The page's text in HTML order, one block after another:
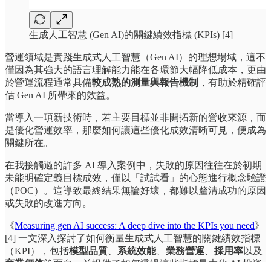
生成人工智慧 (Gen AI)的關鍵績效指標 (KPIs) [4]
營運領域是實踐生成式人工智慧（Gen AI）的理想場域，這不
僅因為其強大的語言理解能力能在各環節大幅降低成本，更由
於營運流程通常具備較成熟的測量與報告機制 ，有助於精確評
估 Gen AI 所帶來的效益。
當導入一項新技術時，若主要目標並非開拓新的營收來源，而
是優化營運效率，那麼如何讓這些優化成效清晰可見，便成為
關鍵所在。
在我接觸過的許多 AI 導入案例中，失敗的原因往往在於初期
未能明確定義目標成效，僅以「試試看」的心態進行概念驗證
（POC）。這導致最終結果無論好壞，都難以釐清成功的原因
或失敗的改進方向。
《Measuring gen AI success: A deep dive into the KPIs you need》
[4] 一文深入探討了如何衡量生成式人工智慧的關鍵績效指標
（KPI），包括模型品質 系統效能、 業務營運 採用率以及